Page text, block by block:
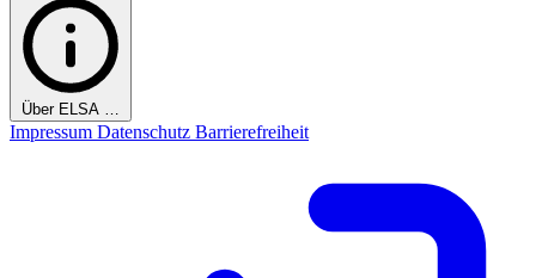
Über ELSA …
Impressum Datenschutz Barrierefreiheit